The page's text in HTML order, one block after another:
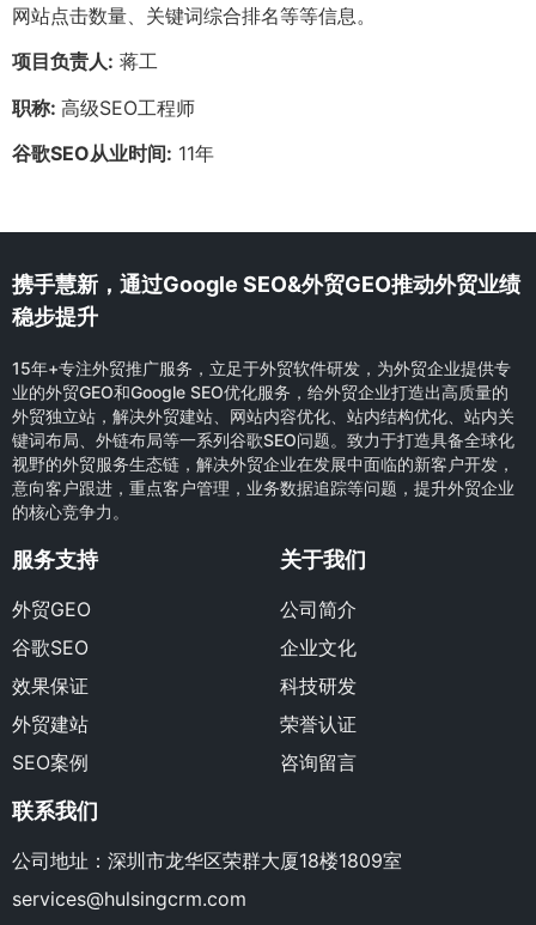
网站点击数量、关键词综合排名等等信息。
项目负责人: 蒋工
职称: 高级SEO工程师
谷歌SEO从业时间: 11年
携手慧新，通过Google SEO&外贸GEO推动外贸业绩
稳步提升
15年+专注外贸推广服务，立足于外贸软件研发，为外贸企业提供专
业的外贸GEO和Google SEO优化服务，给外贸企业打造出高质量的
外贸独立站，解决外贸建站、网站内容优化、站内结构优化、站内关
键词布局、外链布局等一系列谷歌SEO问题。致力于打造具备全球化
视野的外贸服务生态链，解决外贸企业在发展中面临的新客户开发，
意向客户跟进，重点客户管理，业务数据追踪等问题，提升外贸企业
的核心竞争力。
服务支持
外贸GEO
谷歌SEO
效果保证
外贸建站
SEO案例
关于我们
公司简介
企业文化
科技研发
荣誉认证
咨询留言
联系我们
公司地址：深圳市龙华区荣群大厦18楼1809室
services@hulsingcrm.com